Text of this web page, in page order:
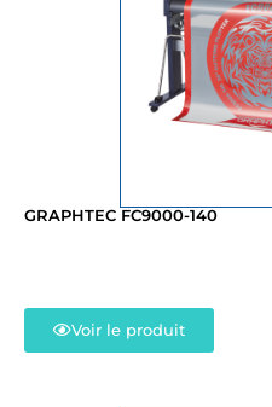
GRAPHTEC FC9000-140
Voir le produit